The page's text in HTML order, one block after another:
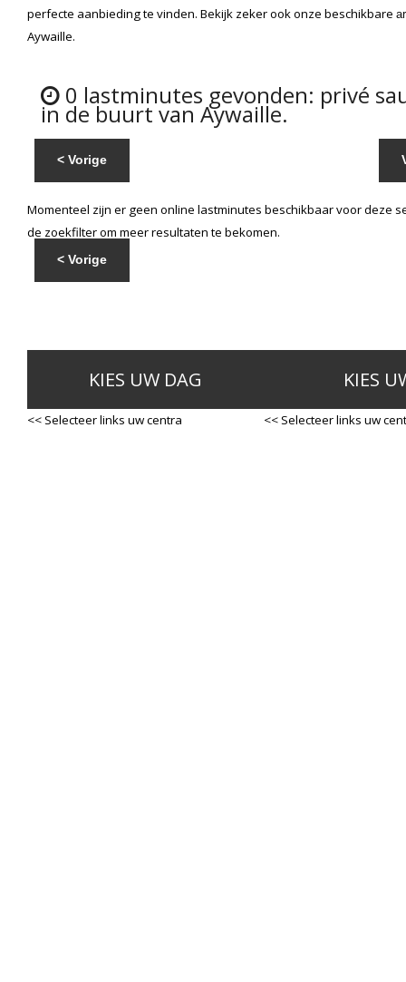
perfecte aanbieding te vinden. Bekijk zeker ook onze beschikbare
Aywaille.
0 lastminutes gevonden: privé
in de buurt van Aywaille.
< Vorige
Momenteel zijn er geen online lastminutes beschikbaar voor deze
de zoekfilter om meer resultaten te bekomen.
< Vorige
KIES UW DAG
<< Selecteer links uw centra
KIES
<< Selecteer links uw